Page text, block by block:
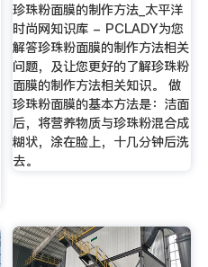
珍珠粉面膜的制作方法_太平洋
时尚网知识库 - PCLADY为您
解答珍珠粉面膜的制作方法相关
问题，及让您更好的了解珍珠粉
面膜的制作方法相关知识。 做
珍珠粉面膜的基本方法是：洁面
后，将营养物质与珍珠粉混合成
糊状，涂在脸上，十几分钟后洗
去。